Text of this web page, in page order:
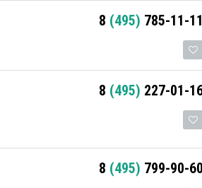
8 (495) 785-11-11
8 (495) 227-01-
8 (495) 799-90-60